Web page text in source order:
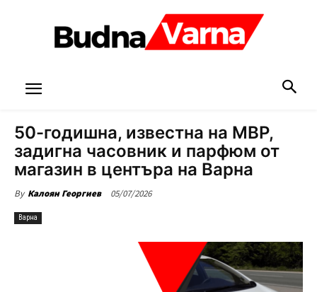
50-годишна, известна на МВР,
задигна часовник и парфюм от
магазин в центъра на Варна
By Калоян Георгиев 05/07/2026
Варна